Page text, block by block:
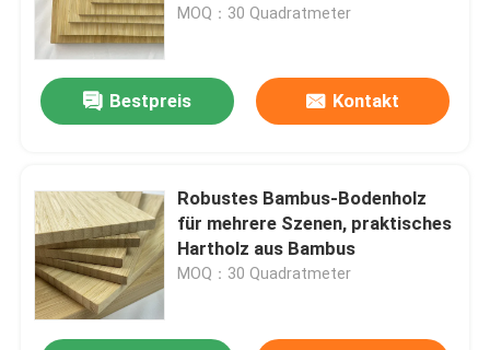
praktisch
MOQ：30 Quadratmeter
Bestpreis Kontakt
Robustes Bambus-Bodenholz
für mehrere Szenen, praktisches
Hartholz aus Bambus
MOQ：30 Quadratmeter